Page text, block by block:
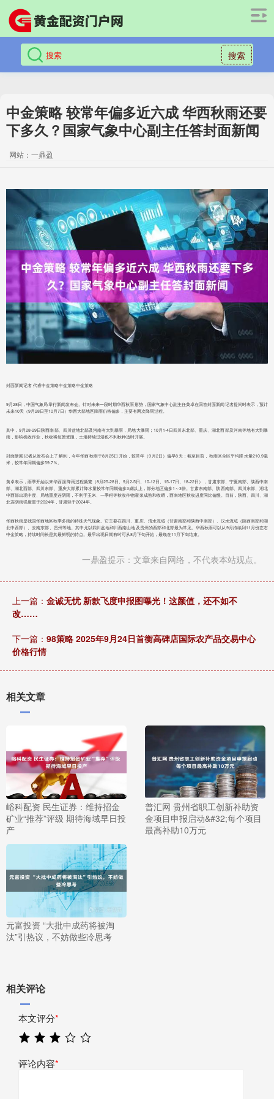
搜索
中金策略 较常年偏多近六成 华西秋雨还要
下多久？国家气象中心副主任答封面新闻
网站：一鼎盈
封面新闻记者 代睿中金策略中金策略中金策略
9月28日，中国气象局举行新闻发布会。针对未来一段时期华西秋雨形势，国家气象中心副主任黄卓在回答封面新闻记者提问时表示，预计
未来10天（9月28日至10月7日）华西大部地区降雨仍将偏多，主要有两次降雨过程。
其中，9月28-29日陕西南部、四川盆地北部及河南有大到暴雨，局地大暴雨；10月1-4日四川东北部、重庆、湖北西部及河南等地有大到暴
雨，影响机收作业，秋收将短暂受阻，土壤持续过湿也不利秋种适时开展。
封面新闻记者从发布会上了解到，今年华西秋雨于8月25日开始，较常年（9月2日）偏早8天；截至目前，秋雨区全区平均降水量210.9毫
米，较常年同期偏多59.7％。
黄卓表示，雨季开始以来华西强降雨过程频繁（8月25-28日、9月2-5日、10-12日、15-17日、18-22日），甘肃东部、宁夏南部、陕西中南
部、湖北西部、四川东部、重庆大部累计降水量较常年同期偏多3成以上，部分地区偏多1～3倍。甘肃东南部、陕西南部、四川东部、湖北
中西部出现中度、局地重度连阴雨，不利于玉米、一季稻等秋收作物灌浆成熟和收晒，西南地区秋收进度同比偏慢。目前，陕西、四川、湖
北连阴雨强度重于2024年，甘肃轻于2024年。
华西秋雨是我国华西地区秋季多雨的特殊天气现象。它主要在四川、重庆、渭水流域（甘肃南部和陕西中南部）、汉水流域（陕西南部和湖
北中西部）、云南东部、贵州等地。其中尤以四川盆地和川西南山地及贵州的西部和北部最为常见。华西秋雨可以从9月持续到11月份左右
中金策略，持续时间长是其最鲜明的特点。最早出现日期有时可从8月下旬开始，最晚在11月下旬结束。
一鼎盈提示：文章来自网络，不代表本站观点。
上一篇： 金诚无忧 新款飞度申报图曝光！这颜值，还不如不
改……
下一篇： 98策略 2025年9月24日首衡高碑店国际农产品交易中心
价格行情
相关文章
峪科配资 民生证券：维持招金
矿业“推荐”评级 期待海域早日投
产
普汇网 贵州省职工创新补助资
金项目申报启动&#32;每个项目
最高补助10万元
元富投资 “大批中成药将被淘
汰”引热议，不妨做些冷思考
相关评论
本文评分*
评论内容*